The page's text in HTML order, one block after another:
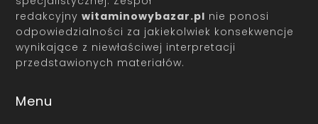
redakcyjnywitaminowybazar.pl nie ponosi
odpowiedzialności za jakiekolwiek konsekwencje
wynikające z niewłaściwej interpretacji
przedstawionych materiałów.
Menu